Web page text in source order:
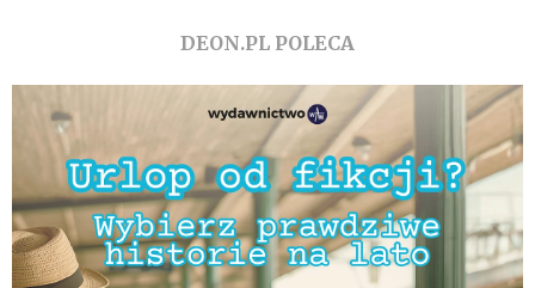
DEON.PL POLECA